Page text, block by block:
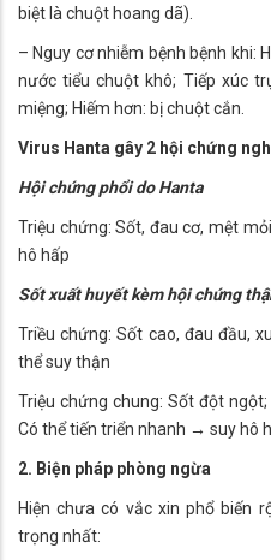
biệt là chuột hoang dã).
– Nguy cơ nhiễm bệnh bệnh khi:
nước tiểu chuột khô; Tiếp xúc
miệng; Hiếm hơn: bị chuột cắn.
Virus Hanta gây 2 hội chứng
Hội chứng phổi do Hanta
Triệu chứng: Sốt, đau cơ, mệt
hô hấp
Sốt xuất huyết kèm hội chứng
Triều chứng: Sốt cao, đau đầu,
thể suy thận
Triệu chứng chung: Sốt đột
Có thể tiến triển nhanh → suy hô
2. Biện pháp phòng ngừa
Hiện chưa có vắc xin phổ biến
trọng nhất: